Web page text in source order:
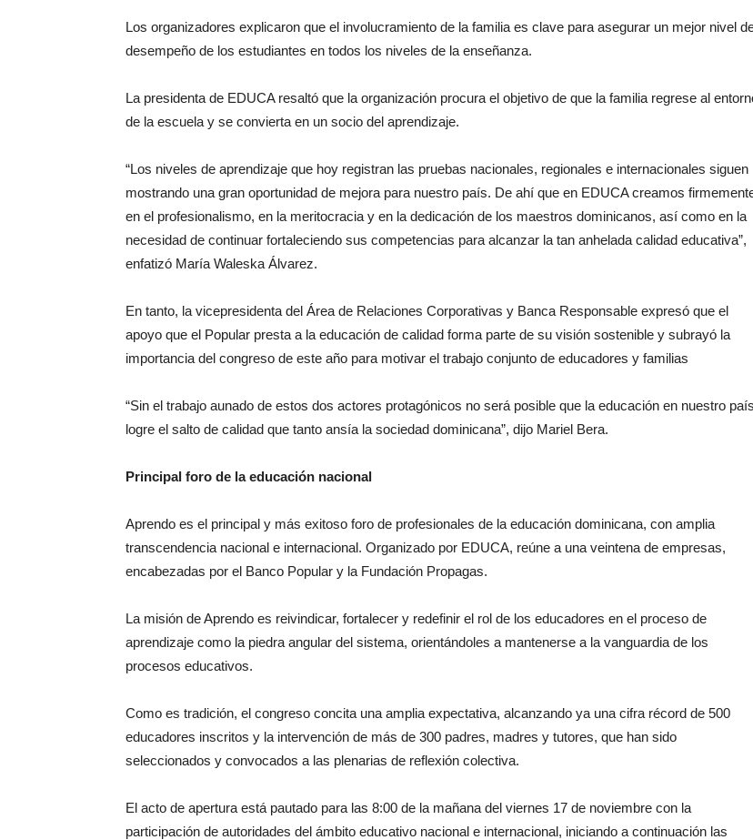
Los organizadores explicaron que el involucramiento de la familia es clave para asegurar un mejor nivel
desempeño de los estudiantes en todos los niveles de la enseñanza.
La presidenta de EDUCA resaltó que la organización procura el objetivo de que la familia regrese al
de la escuela y se convierta en un socio del aprendizaje.
“Los niveles de aprendizaje que hoy registran las pruebas nacionales, regionales e internacionales siguen
mostrando una gran oportunidad de mejora para nuestro país. De ahí que en EDUCA creamos
en el profesionalismo, en la meritocracia y en la dedicación de los maestros dominicanos, así como en la
necesidad de continuar fortaleciendo sus competencias para alcanzar la tan anhelada calidad educativa”,
enfatizó María Waleska Álvarez.
En tanto, la vicepresidenta del Área de Relaciones Corporativas y Banca Responsable expresó que el
apoyo que el Popular presta a la educación de calidad forma parte de su visión sostenible y subrayó la
importancia del congreso de este año para motivar el trabajo conjunto de educadores y familias
“Sin el trabajo aunado de estos dos actores protagónicos no será posible que la educación en nuestro país
logre el salto de calidad que tanto ansía la sociedad dominicana”, dijo Mariel Bera.
Principal foro de la educación nacional
Aprendo es el principal y más exitoso foro de profesionales de la educación dominicana, con amplia
transcendencia nacional e internacional. Organizado por EDUCA, reúne a una veintena de empresas,
encabezadas por el Banco Popular y la Fundación Propagas.
La misión de Aprendo es reivindicar, fortalecer y redefinir el rol de los educadores en el proceso de
aprendizaje como la piedra angular del sistema, orientándoles a mantenerse a la vanguardia de los
procesos educativos.
Como es tradición, el congreso concita una amplia expectativa, alcanzando ya una cifra récord de 500
educadores inscritos y la intervención de más de 300 padres, madres y tutores, que han sido
seleccionados y convocados a las plenarias de reflexión colectiva.
El acto de apertura está pautado para las 8:00 de la mañana del viernes 17 de noviembre con la
participación de autoridades del ámbito educativo nacional e internacional, iniciando a continuación las